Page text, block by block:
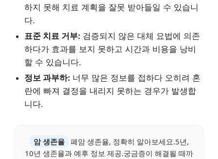
하지 못해 치료 계획을 잘못 받아들일 수 있습니
다.
표준 치료 거부: 검증되지 않은 대체 요법에 의존
하다가 효과를 보지 못하고 시간과 비용을 낭비
할 수 있습니다.
정보 과부하: 너무 많은 정보를 접하다 오히려 혼
란에 빠져 결정을 내리지 못하는 경우가 발생합
니다.
암 생존율
폐암 생존율, 정확히 알아보세요.5년,
10년 생존율과 예후 정보 제공.궁금증이 해결될 때까